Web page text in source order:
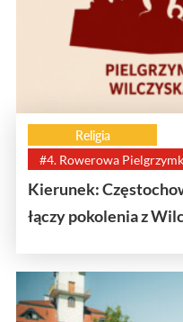
Religia
#4. Rowerowa
Kierunek:
łączy pokolenia z